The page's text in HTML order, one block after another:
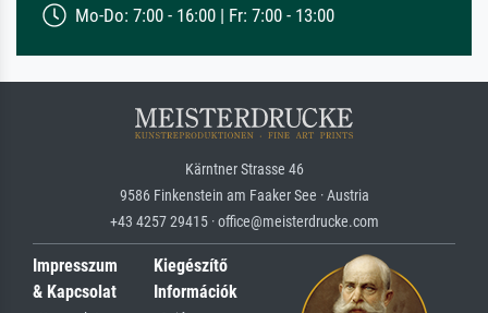
Mo-Do: 7:00 - 16:00 | Fr: 7:00 - 13:00
Kärntner Strasse 46
9586 Finkenstein am Faaker See · Austria
+43 4257 29415 · office@meisterdrucke.com
Impresszum
& Kapcsolat
Kiegészítő
Információk